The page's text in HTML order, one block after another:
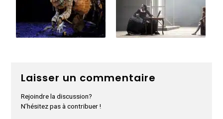
Laisser un commentaire
Rejoindre la discussion?
N’hésitez pas à contribuer !